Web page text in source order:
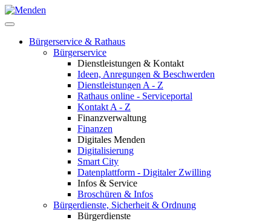
Bürgerservice & Rathaus
Bürgerservice
Dienstleistungen & Kontakt
Ideen, Anregungen & Beschwerden
Dienstleistungen A - Z
Rathaus online - Serviceportal
Kontakt A - Z
Finanzverwaltung
Finanzen
Digitales Menden
Digitalisierung
Smart City
Datenplattform - Digitaler Zwilling
Infos & Service
Broschüren & Infos
Bürgerdienste, Sicherheit & Ordnung
Bürgerdienste